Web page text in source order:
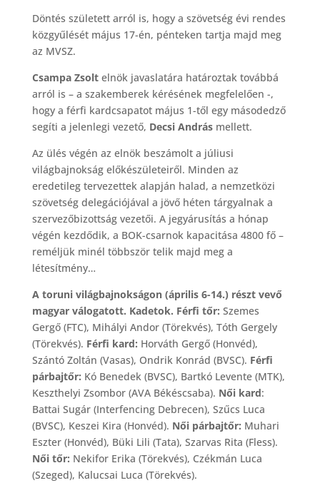
Döntés született arról is, hogy a szövetség évi rendes
közgyűlését május 17-én, pénteken tartja majd meg
az MVSZ.
Csampa Zsoltelnök javaslatára határoztak továbbá
arról is – a szakemberek kérésének megfelelően -,
hogy a férfi kardcsapatot május 1-től egy másodedző
segíti a jelenlegi vezető, Decsi Andrásmellett.
Az ülés végén az elnök beszámolt a júliusi
világbajnokság előkészületeiről. Minden az
eredetileg tervezettek alapján halad, a nemzetközi
szövetség delegációjával a jövő héten tárgyalnak a
szervezőbizottság vezetői. A jegyárusítás a hónap
végén kezdődik, a BOK-csarnok kapacitása 4800 fő –
reméljük minél többször telik majd meg a
létesítmény…
A toruni világbajnokságon (április 6-14.) részt vevő
magyar válogatott. Kadetok. Férfi tőr: Szemes
Gergő (FTC), Mihályi Andor (Törekvés), Tóth Gergely
(Törekvés). Férfi kard: Horváth Gergő (Honvéd),
Szántó Zoltán (Vasas), Ondrik Konrád (BVSC). Férfi
párbajtőr: Kó Benedek (BVSC), Bartkó Levente (MTK),
Keszthelyi Zsombor (AVA Békéscsaba). Női kard:
Battai Sugár (Interfencing Debrecen), Szűcs Luca
(BVSC), Keszei Kira (Honvéd). Női párbajtőr: Muhari
Eszter (Honvéd), Büki Lili (Tata), Szarvas Rita (Fless).
Női tőr: Nekifor Erika (Törekvés), Czékmán Luca
(Szeged), Kalucsai Luca (Törekvés).